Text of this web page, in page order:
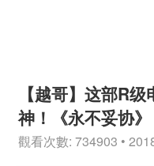
【越哥】这部R
神！《永不妥协》
觀看次數: 734903 •